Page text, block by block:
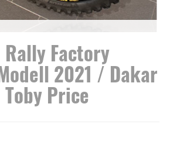
Rally Factory
2021 / Dakar
Price